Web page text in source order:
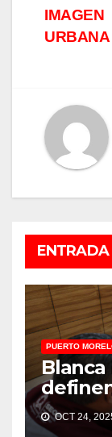
IMAGEN
URBANA
PUERTO
Blanca
OCT 24,